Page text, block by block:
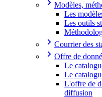
Modèles,
Les
Les outils
Courrier des
Offre de
Le
Le
L'offre de
diffusion